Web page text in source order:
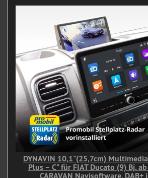
DYNAVIN 10,1"(25,7cm)
Plus – C" für FIAT Ducato (9) Bj.
CARAVAN Navisoftware, DAB+